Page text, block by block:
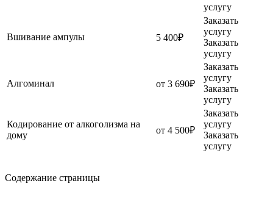
услугу
Вшивание ампулы 5 400₽
Заказать
услугу
Заказать
услугу
Алгоминал от 3 690₽
Заказать
услугу
Заказать
услугу
Кодирование от алкоголизма на
дому
от 4 500₽
Заказать
услугу
Заказать
услугу
Содержание страницы